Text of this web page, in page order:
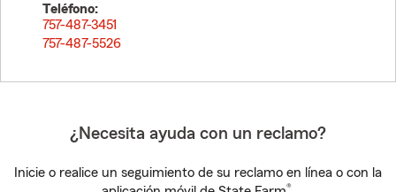
Teléfono:
757-487-3451
757-487-5526
¿Necesita ayuda con un reclamo?
Inicie o realice un seguimiento de su reclamo en línea o con la
®